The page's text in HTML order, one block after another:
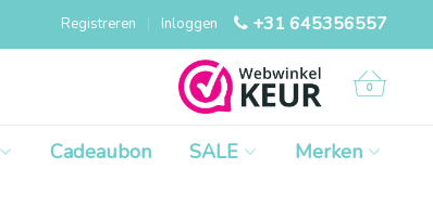
+31 645356557
Inloggen
|
Registreren
0
Cadeaubon SALE Merken